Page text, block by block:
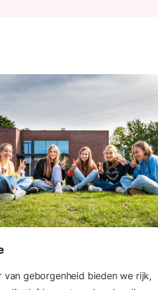
van geborgenheid bieden we rijk,